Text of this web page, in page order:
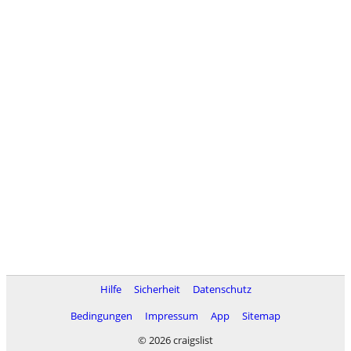
Hilfe Sicherheit
Datenschutz
Bedingungen
Impressum App
Sitemap
© 2026 craigslist